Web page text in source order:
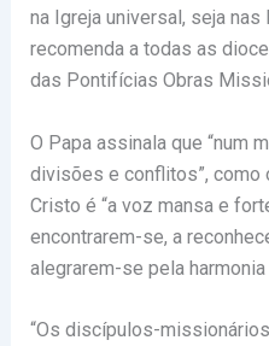
na Igreja universal, seja nas
recomenda a todas as
das Pontifícias Obras
O Papa assinala que “num
divisões e conflitos”, como
Cristo é “a voz mansa e
encontrarem-se, a
alegrarem-se pela
“Os discípulos-